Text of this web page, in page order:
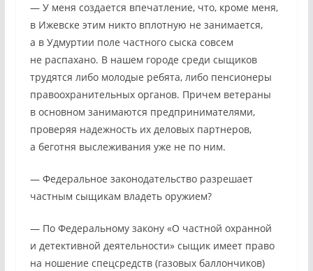
— У меня создается впечатление, что, кроме меня,
в Ижевске этим никто вплотную не занимается,
а в Удмуртии поле частного сыска совсем
не распахано. В нашем городе среди сыщиков
трудятся либо молодые ребята, либо пенсионеры
правоохранительных органов. Причем ветераны
в основном занимаются предпринимателями,
проверяя надежность их деловых партнеров,
а беготня выслеживания уже не по ним.
— Федеральное законодательство разрешает
частным сыщикам владеть оружием?
— По Федеральному закону «О частной охранной
и детективной деятельности» сыщик имеет право
на ношение спецсредств (газовых баллончиков)